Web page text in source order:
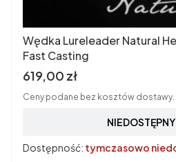
Wędka Lureleader Natural
Fast Casting
Cena brutto
619,00 zł
Ceny podane bez kosztów dostawy.
NIEDOSTĘPNY
Dostępność: tymczasowo